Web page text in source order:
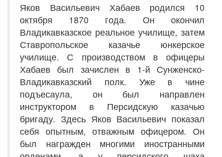
Яков Васильевич Хабаев родился 10
октября 1870 года. Он окончил
Владикавказское реальное училище, затем
Ставропольское казачье юнкерское
училище. С производством в офицеры
Хабаев был зачислен в 1-й Сунженско-
Владикавказский полк. Уже в чине
подъесаула, он был направлен
инструктором в Персидскую казачью
бригаду. Здесь Яков Васильевич показал
себя опытным, отважным офицером. Он
был награжден многими иностранными